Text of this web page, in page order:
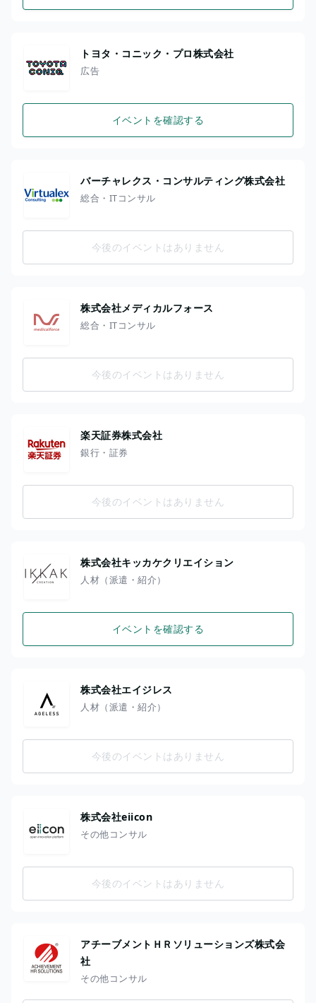
トヨタ・コニック・プロ株式会社
広告
イベントを確認する
バーチャレクス・コンサルティング株式会社
総合・ITコンサル
今後のイベントはありません
株式会社メディカルフォース
総合・ITコンサル
今後のイベントはありません
楽天証券株式会社
銀行・証券
今後のイベントはありません
株式会社キッカケクリエイション
人材（派遣・紹介）
イベントを確認する
株式会社エイジレス
人材（派遣・紹介）
今後のイベントはありません
株式会社eiicon
その他コンサル
今後のイベントはありません
アチーブメントＨＲソリューションズ株式会
社
その他コンサル